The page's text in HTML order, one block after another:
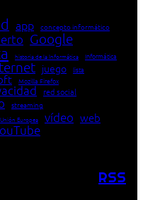
app concepto informático
Google
historia de la Informática Informática
juego lista
Mozilla Firefox
red social
streaming
Unión Europea vídeo web
RSS